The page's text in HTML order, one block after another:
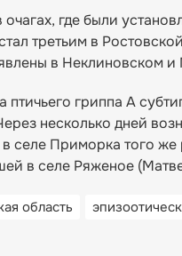
где были
третьим в
в Неклиновском
птичьего гриппа А
несколько дней
селе Приморка того
в селе Ряженое
область